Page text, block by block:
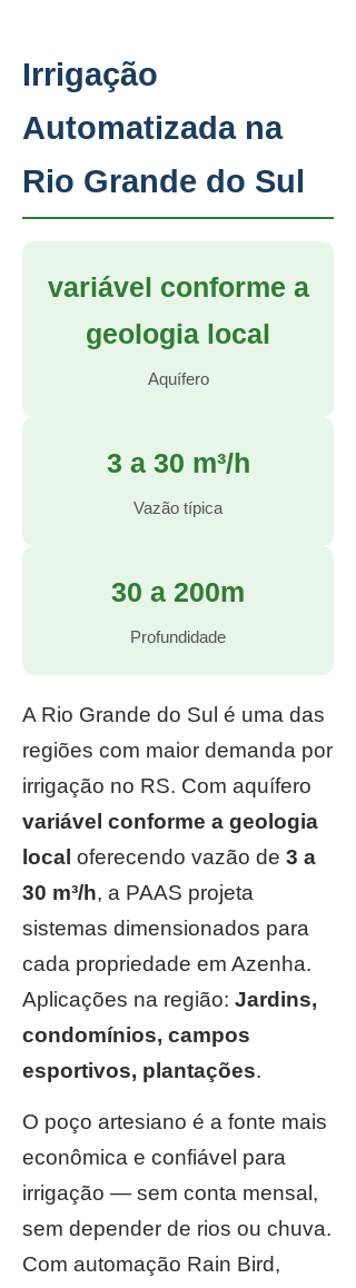
Irrigação
Automatizada na
Rio Grande do Sul
variável conforme a
geologia local
Aquífero
3 a 30 m³/h
Vazão típica
30 a 200m
Profundidade
A Rio Grande do Sul é uma das
regiões com maior demanda por
irrigação no RS. Com aquífero
variável conforme a geologia
local oferecendo vazão de 3 a
30 m³/h, a PAAS projeta
sistemas dimensionados para
cada propriedade em Azenha.
Aplicações na região: Jardins,
condomínios, campos
esportivos, plantações.
O poço artesiano é a fonte mais
econômica e confiável para
irrigação — sem conta mensal,
sem depender de rios ou chuva.
Com automação Rain Bird,